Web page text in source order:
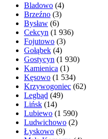
Bladowo (4)
Brzeźno (3)
Bysław (6)
Cekcyn (1 936)
Fojutowo (3)
Gołąbek (4)
Gostycyn (1 930)
Kamienica (1)
Kęsowo (1 534)
Krzywogoniec (62)
Legbąd (49)
Lińsk (14)
Lubiewo (1 590)
Ludwichowo (2)
Łyskowo (9)